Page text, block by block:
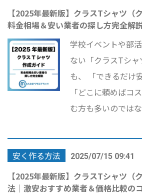
【2025年最新版】クラスTシャツ（
料金相場＆安い業者の探し方完全解
学校イベントや部
ない「クラスTシ
も、 「できるだけ
「どこに頼めばコ
む方も多いのでは
「クラスTシャツ
ーワードで検索し
新の料金相場や安
ポーツ別の価格目
安く作る方法 2025/07/15 09:41
【2025年最新版】クラスTシャツ（
法｜激安おすすめ業者＆価格比較の